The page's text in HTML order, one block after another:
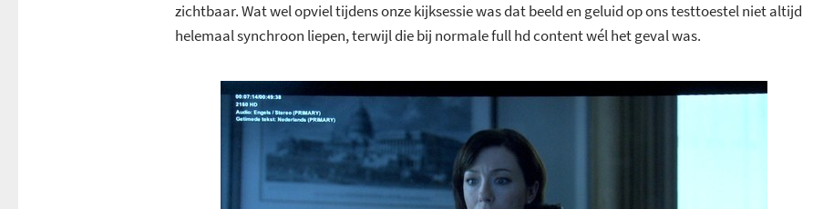
zichtbaar. Wat wel opviel tijdens onze kijksessie was dat beeld en geluid op ons testtoestel niet altijd
helemaal synchroon liepen, terwijl die bij normale full hd content wél het geval was.